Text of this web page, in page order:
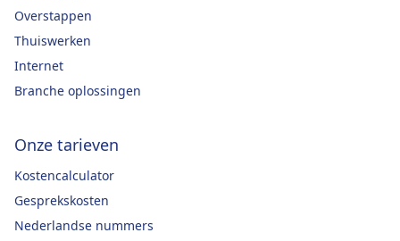
Overstappen
Thuiswerken
Internet
Branche oplossingen
Onze tarieven
Kostencalculator
Gesprekskosten
Nederlandse nummers